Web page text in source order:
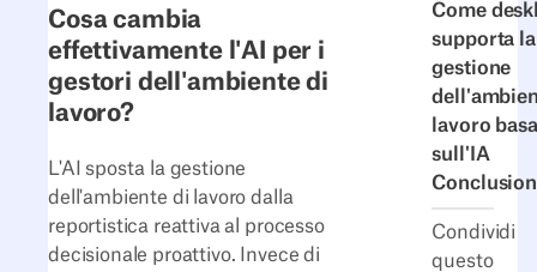
Come
supporta la
gestione
lavoro
sull'IA
Condividi
questo
Cosa cambia
effettivamente l'AI per i
gestori dell'ambiente di
lavoro?
L'AI sposta la gestione
dell'ambiente di lavoro dalla
reportistica reattiva al processo
decisionale proattivo. Invece di